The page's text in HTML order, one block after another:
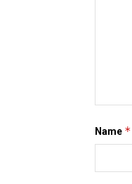
Name *